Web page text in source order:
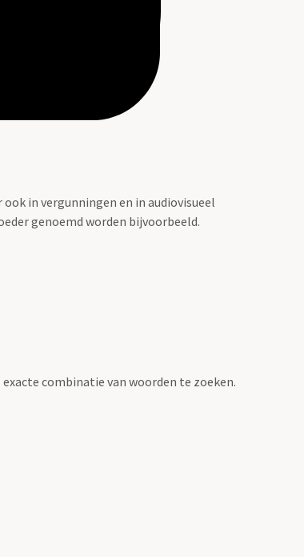
in vergunningen en in audiovisueel
genoemd worden bijvoorbeeld.
combinatie van woorden te zoeken.